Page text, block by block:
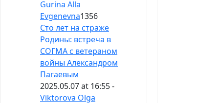
Gurina Alla
Evgenevna1356
Сто лет на страже
Родины: встреча в
СОГМА с ветераном
войны Александром
Пагаевым
2025.05.07 at 16:55 -
Viktorova Olga